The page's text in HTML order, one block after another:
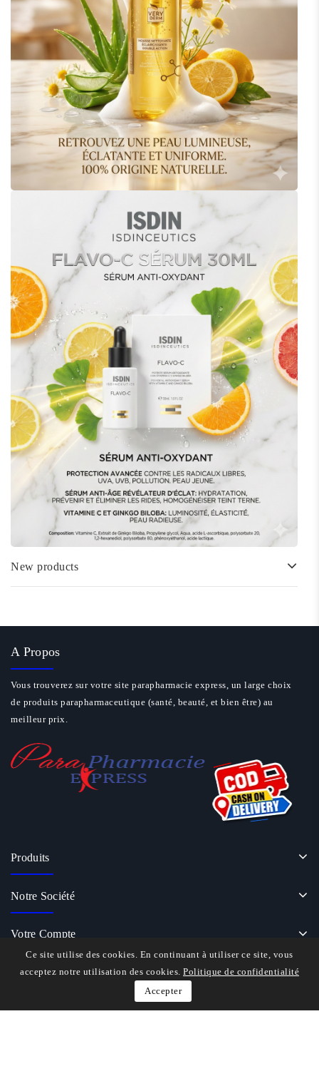
New products
A Propos
Vous trouverez sur votre site parapharmacie express, un large choix
de produits parapharmaceutique (santé, beauté, et bien être) au
meilleur prix.
Produits
Notre Société
Votre Compte
Contactez-Nous
Ce site utilise des cookies. En continuant à utiliser ce site, vous
acceptez notre utilisation des cookies. Politique de confidentialité
Accepter